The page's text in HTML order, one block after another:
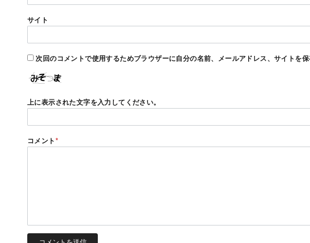
サイト
次回のコメントで使用するためブラウザーに自分の名前、メールアドレス、サイトを保
上に表示された文字を入力してください。
コメント*